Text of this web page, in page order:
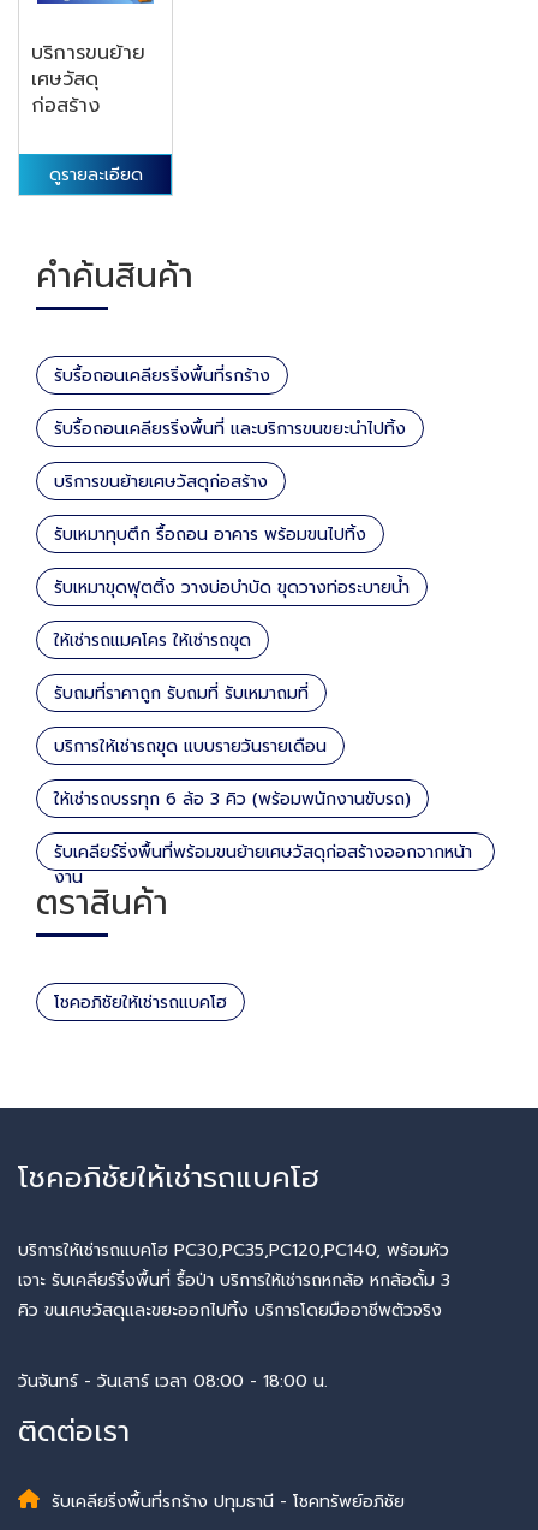
บริการขนย้าย
เศษวัสดุ
ก่อสร้าง
ดูรายละเอียด
คำค้นสินค้า
รับรื้อถอนเคลียรริ่งพื้นที่รกร้าง
รับรื้อถอนเคลียรริ่งพื้นที่ และบริการขนขยะนำไปทิ้ง
บริการขนย้ายเศษวัสดุก่อสร้าง
รับเหมาทุบตึก รื้อถอน อาคาร พร้อมขนไปทิ้ง
รับเหมาขุดฟุตติ้ง วางบ่อบำบัด ขุดวางท่อระบายน้ำ
ให้เช่ารถแมคโคร ให้เช่ารถขุด
รับถมที่ราคาถูก รับถมที่ รับเหมาถมที่
บริการให้เช่ารถขุด แบบรายวันรายเดือน
ให้เช่ารถบรรทุก 6 ล้อ 3 คิว (พร้อมพนักงานขับรถ)
รับเคลียร์ริ่งพื้นที่พร้อมขนย้ายเศษวัสดุก่อสร้างออกจากหน้า
งาน
ตราสินค้า
โชคอภิชัยให้เช่ารถแบคโฮ
โชคอภิชัยให้เช่ารถแบคโฮ
บริการให้เช่ารถแบคโฮ PC30,PC35,PC120,PC140, พร้อมหัว
เจาะ รับเคลียร์ริ่งพื้นที่ รื้อป่า บริการให้เช่ารถหกล้อ หกล้อดั้ม 3
คิว ขนเศษวัสดุและขยะออกไปทิ้ง บริการโดยมืออาชีพตัวจริง
วันจันทร์ - วันเสาร์ เวลา 08:00 - 18:00 น.
ติดต่อเรา
รับเคลียริ่งพื้นที่รกร้าง ปทุมธานี - โชคทรัพย์อภิชัย